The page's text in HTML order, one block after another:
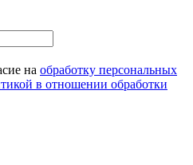
на обработку персональных
в отношении обработки